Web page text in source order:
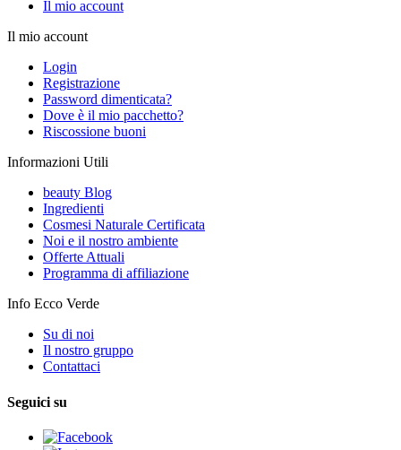
Il mio account
Il mio account
Login
Registrazione
Password dimenticata?
Dove è il mio pacchetto?
Riscossione buoni
Informazioni Utili
beauty Blog
Ingredienti
Cosmesi Naturale Certificata
Noi e il nostro ambiente
Offerte Attuali
Programma di affiliazione
Info Ecco Verde
Su di noi
Il nostro gruppo
Contattaci
Seguici su